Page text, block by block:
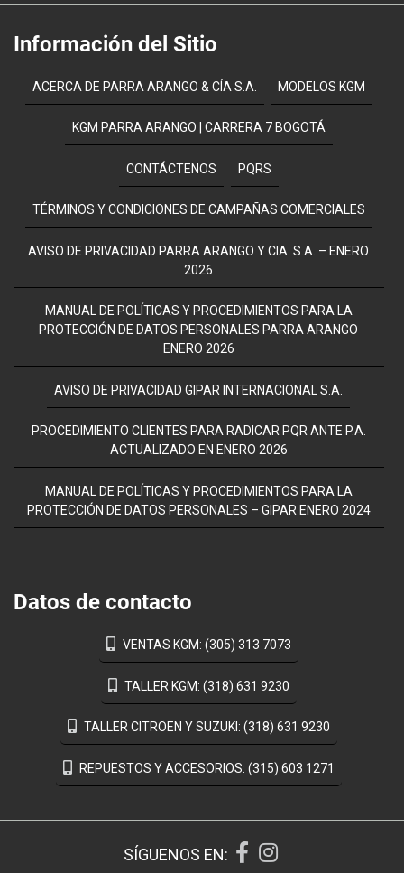
Información del Sitio
ACERCA DE PARRA ARANGO & CÍA S.A. MODELOS KGM
KGM PARRA ARANGO | CARRERA 7 BOGOTÁ
CONTÁCTENOS PQRS
TÉRMINOS Y CONDICIONES DE CAMPAÑAS COMERCIALES
AVISO DE PRIVACIDAD PARRA ARANGO Y CIA. S.A. – ENERO
2026
MANUAL DE POLÍTICAS Y PROCEDIMIENTOS PARA LA
PROTECCIÓN DE DATOS PERSONALES PARRA ARANGO
ENERO 2026
AVISO DE PRIVACIDAD GIPAR INTERNACIONAL S.A.
PROCEDIMIENTO CLIENTES PARA RADICAR PQR ANTE P.A.
ACTUALIZADO EN ENERO 2026
MANUAL DE POLÍTICAS Y PROCEDIMIENTOS PARA LA
PROTECCIÓN DE DATOS PERSONALES – GIPAR ENERO 2024
Datos de contacto
VENTAS KGM: (305) 313 7073
TALLER KGM: (318) 631 9230
TALLER CITRÖEN Y SUZUKI: (318) 631 9230
REPUESTOS Y ACCESORIOS: (315) 603 1271
SÍGUENOS EN: